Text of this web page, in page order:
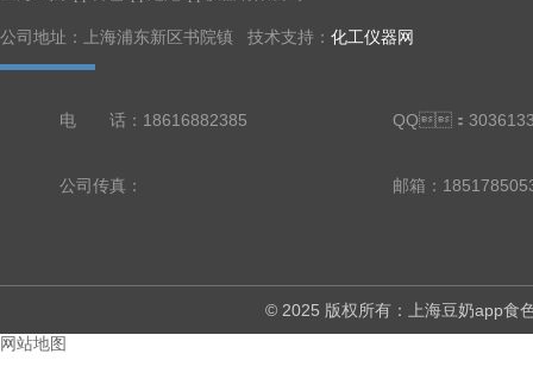
公司地址：上海浦东新区书院镇 技术支持： 化工仪器网
电 话：18616882385 QQ：
公司传真： 邮箱：
© 2025 版权所有：上海豆奶app
网站地图